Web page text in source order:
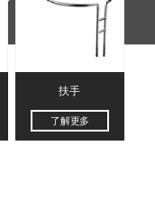
扶手
了解更多